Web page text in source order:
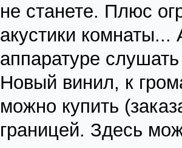
не станете. Плюс
акустики комнаты...
аппаратуре
Новый винил, к
можно купить
границей. Здесь